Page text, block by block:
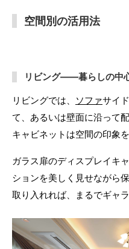
空間別の活用法
リビング——暮らしの中
リビングでは、 ソファサイ
て、あるいは壁面に沿って
キャビネットは空間の印象
ガラス扉のディスプレイキ
ションを美しく見せながら
取り入れれば、まるでギャ